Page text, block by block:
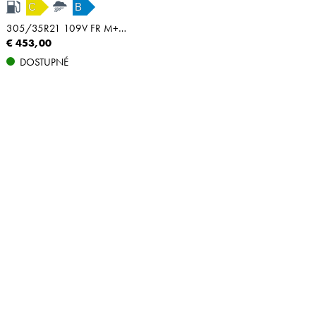
C B
305/35R21 109V FR M+S N0 XL
€ 453,00
DOSTUPNÉ